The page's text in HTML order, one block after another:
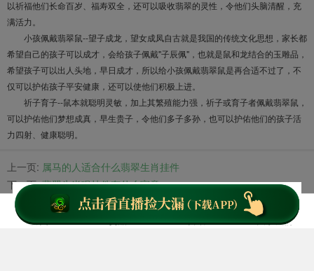
以祈福他们长命百岁、福寿双全，还可以吸收翡翠的灵性，令他们头脑清醒，充
满活力。
小孩佩戴翡翠鼠--望子成龙，望女成凤自古就是我国的传统文化思想，家长都
希望自己的孩子可以成才，会给孩子佩戴"子辰佩"，也就是鼠和龙结合的玉雕品，
希望孩子可以出人头地，早日成才，所以给小孩佩戴翡翠鼠是再合适不过了，不
仅可以护佑孩子平安健康，还可以使他们积极上进。
祈子育子--鼠本就聪明灵敏，加上其繁殖能力强，祈子或育子者佩戴翡翠鼠，
可以护佑他们梦想成真，早生贵子，令他们多子多孙，也可以护佑他们的孩子活
力四射、健康聪明。
上一页: 属马的人适合什么翡翠生肖挂件
下一页:翡翠生肖猴挂件有什么寓意
文章标签: 翡翠挂件a货是什么意思
翡翠貔貅挂件
首页 货品 资讯 关于我们